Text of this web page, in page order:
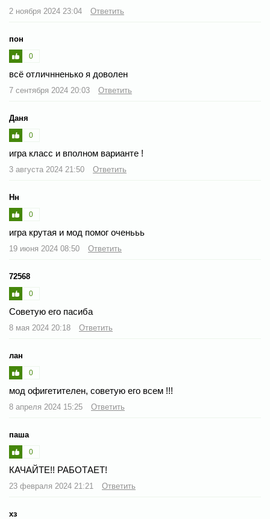
2 ноября 2024 23:04 Ответить
пон
0
всё отличнненько я доволен
7 сентября 2024 20:03 Ответить
Даня
0
игра класс и вполном варианте !
3 августа 2024 21:50 Ответить
Нн
0
игра крутая и мод помог оченььь
19 июня 2024 08:50 Ответить
72568
0
Советую его пасиба
8 мая 2024 20:18 Ответить
лан
0
мод офигетителен, советую его всем !!!
8 апреля 2024 15:25 Ответить
паша
0
КАЧАЙТЕ!! РАБОТАЕТ!
23 февраля 2024 21:21 Ответить
хз